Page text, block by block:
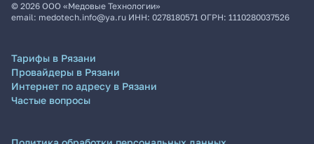
© 2026 ООО «Медовые Технологии»
email: medotech.info@ya.ru ИНН: 0278180571 ОГРН: 1110280037526
Тарифы в Рязани
Провайдеры в Рязани
Интернет по адресу в Рязани
Частые вопросы